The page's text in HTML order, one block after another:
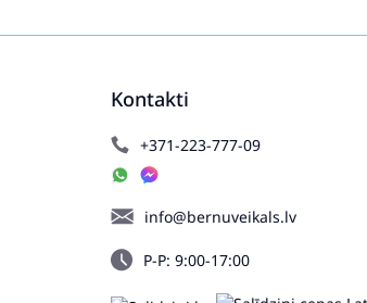
Kontakti
+371-223-777-09
info@bernuveikals.lv
P-P: 9:00-17:00